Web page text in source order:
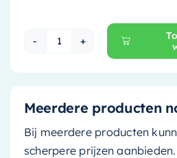
Mondiaz Waskom
Meerdere producten
Bij meerdere producten
scherpere prijzen